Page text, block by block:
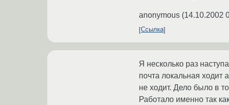
anonymous (14.10.2002
Ссылка
Я несколько раз
почта локальная ходит
не ходит. Дело было в
Работало именно так